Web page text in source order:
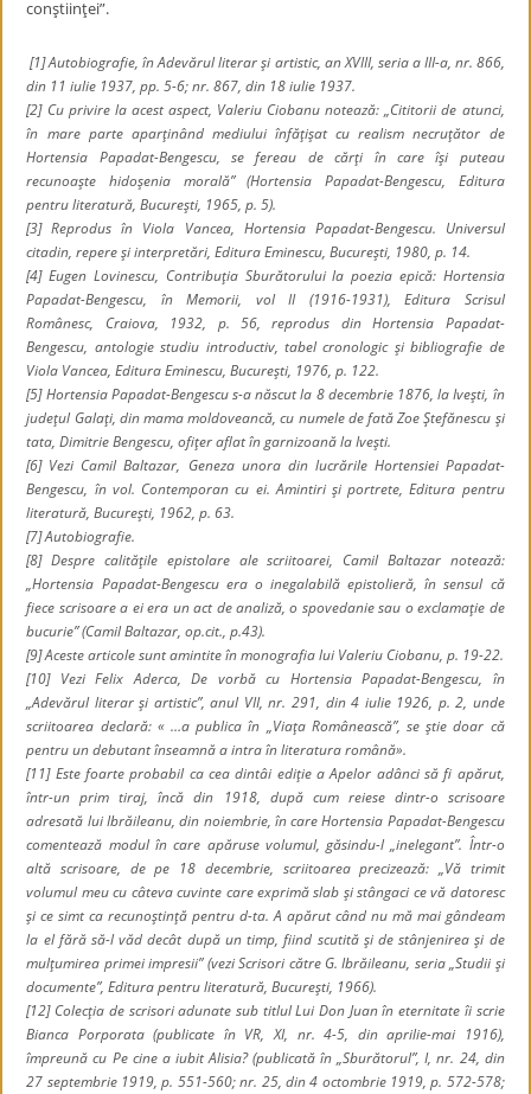
conştiinţei”.
[1]Autobiografie, înAdevărul literar şi artistic, an XVIII, seria a III-a, nr. 866,
din 11 iulie 1937, pp. 5-6; nr. 867, din 18 iulie 1937.
[2] Cu privire la acest aspect, Valeriu Ciobanu notează: „Cititorii de atunci,
în mare parte aparţinând mediului înfăţişat cu realism necruţător de
Hortensia Papadat-Bengescu, se fereau de cărţi în care îşi puteau
recunoaşte hidoşenia morală” (Hortensia Papadat-Bengescu, Editura
pentru literatură, Bucureşti, 1965, p. 5).
[3] Reprodus în Viola Vancea, Hortensia Papadat-Bengescu. Universul
citadin, repere şi interpretări, Editura Eminescu, Bucureşti, 1980, p. 14.
[4] Eugen Lovinescu, Contribuţia Sburătorului la poezia epică: Hortensia
Papadat-Bengescu, înMemorii, vol II (1916-1931), Editura Scrisul
Românesc, Craiova, 1932, p. 56, reprodus dinHortensia Papadat-
Bengescu, antologie studiu introductiv, tabel cronologic şi bibliografie de
Viola Vancea, Editura Eminescu, Bucureşti, 1976, p. 122.
[5] Hortensia Papadat-Bengescu s-a născut la 8 decembrie 1876, la Iveşti, în
judeţul Galaţi, din mama moldoveancă, cu numele de fată Zoe Ştefănescu şi
tata, Dimitrie Bengescu, ofiţer aflat în garnizoană la Iveşti.
[6] Vezi Camil Baltazar, Geneza unora din lucrările Hortensiei Papadat-
Bengescu, în vol. Contemporan cu ei. Amintiri şi portrete,Editura pentru
literatură, Bucureşti, 1962, p. 63.
[7]Autobiografie.
[8] Despre calităţile epistolare ale scriitoarei, Camil Baltazar notează:
„Hortensia Papadat-Bengescu era o inegalabilă epistolieră, în sensul că
fiece scrisoare a ei era un act de analiză, o spovedanie sau o exclamaţie de
bucurie” (Camil Baltazar,op.cit., p.43).
[9] Aceste articole sunt amintite în monografia lui Valeriu Ciobanu, p. 19-22.
[10] Vezi Felix Aderca,De vorbă cu Hortensia Papadat-Bengescu, în
„Adevărul literar şi artistic”, anul VII, nr. 291, din 4 iulie 1926, p. 2, unde
scriitoarea declară: « …a publica în „Viaţa Românească”, se ştie doar că
pentru un debutant înseamnă a intra în literatura română».
[11] Este foarte probabil ca cea dintâi ediţie aApelor adâncisă fi apărut,
într-un prim tiraj, încă din 1918, după cum reiese dintr-o scrisoare
adresată lui Ibrăileanu, din noiembrie, în care Hortensia Papadat-Bengescu
comentează modul în care apăruse volumul, găsindu-l „inelegant”. Într-o
altă scrisoare, de pe 18 decembrie, scriitoarea precizează: „Vă trimit
volumul meu cu câteva cuvinte care exprimă slab şi stângaci ce vă datoresc
şi ce simt ca recunoştinţă pentru d-ta. A apărut când nu mă mai gândeam
la el fără să-l văd decât după un timp, fiind scutită şi de stânjenirea şi de
mulţumirea primei impresii” (veziScrisori către G. Ibrăileanu, seria „Studii şi
documente”, Editura pentru literatură, Bucureşti, 1966).
[12] Colecţia de scrisori adunate sub titlulLui Don Juan în eternitate îi scrie
Bianca Porporata(publicate în VR, XI, nr. 4-5, din aprilie-mai 1916),
împreună cu Pe cine a iubit Alisia?(publicată în „Sburătorul”, I, nr. 24, din
27 septembrie 1919, p. 551-560; nr. 25, din 4 octombrie 1919, p. 572-578;